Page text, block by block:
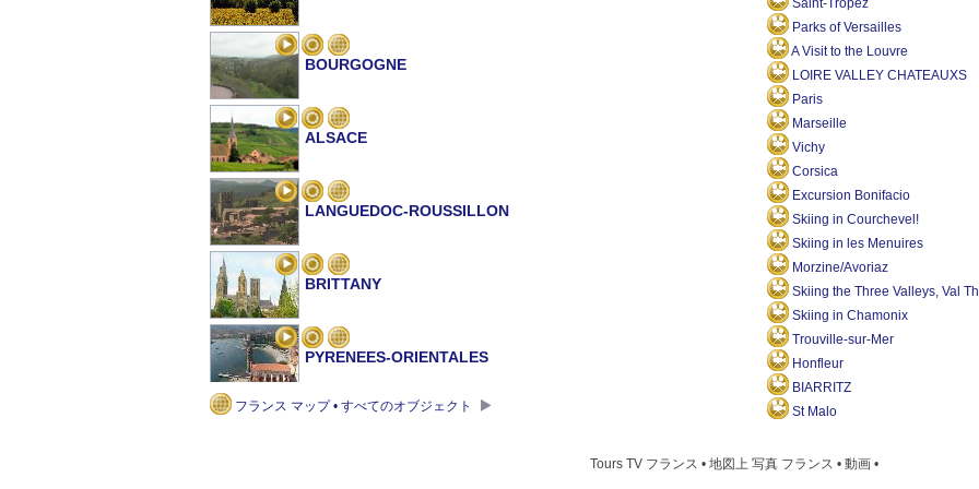
BOURGOGNE
ALSACE
LANGUEDOC-ROUSSILLON
BRITTANY
PYRENEES-ORIENTALES
フランス マップ • すべてのオブジェクト
Saint-Tropez
Parks of Versailles
A Visit to the Louvre
LOIRE VALLEY CHATEAUXS
Paris
Marseille
Vichy
Corsica
Excursion Bonifacio
Skiing in Courchevel!
Skiing in les Menuires
Morzine/Avoriaz
Skiing the Three Valleys, Val
Skiing in Chamonix
Trouville-sur-Mer
Honfleur
BIARRITZ
St Malo
Tours TV フランス • 地図上 写真 フランス • 動画 •